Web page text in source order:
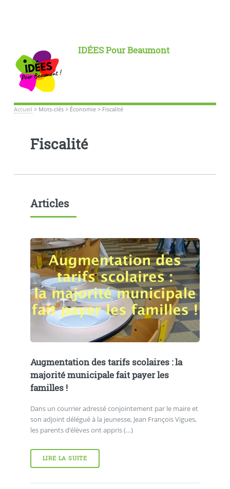
IDÉES Pour Beaumont
Accueil > Mots-clés> Économie> Fiscalité
Fiscalité
Articles
Augmentation des tarifs scolaires : la
majorité municipale fait payer les
familles !
Dans un courrier adressé conjointement par le maire et
son adjoint délégué à la jeunesse, Jean François Vigues,
les parents d’élèves ont appris (…)
LIRE LA SUITE